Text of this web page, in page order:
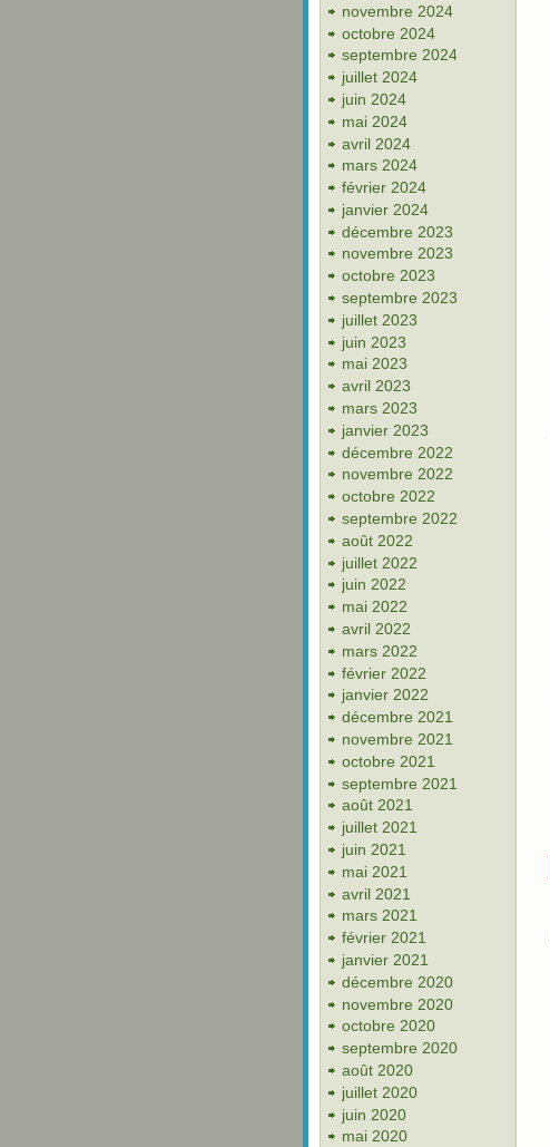
novembre 2024
octobre 2024
septembre 2024
juillet 2024
juin 2024
mai 2024
avril 2024
mars 2024
février 2024
janvier 2024
décembre 2023
novembre 2023
octobre 2023
septembre 2023
juillet 2023
juin 2023
mai 2023
avril 2023
mars 2023
janvier 2023
décembre 2022
novembre 2022
octobre 2022
septembre 2022
août 2022
juillet 2022
juin 2022
mai 2022
avril 2022
mars 2022
février 2022
janvier 2022
décembre 2021
novembre 2021
octobre 2021
septembre 2021
août 2021
juillet 2021
juin 2021
mai 2021
avril 2021
mars 2021
février 2021
janvier 2021
décembre 2020
novembre 2020
octobre 2020
septembre 2020
août 2020
juillet 2020
juin 2020
mai 2020